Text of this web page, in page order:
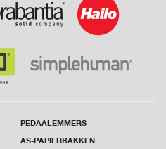
PEDAALEMMERS
AS-PAPIERBAKKEN